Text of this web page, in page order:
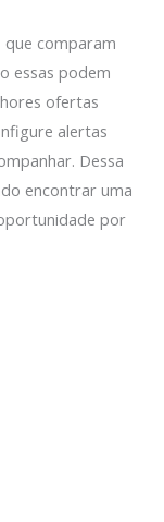
que comparam
essas podem
ofertas
alertas
Dessa
encontrar uma
por